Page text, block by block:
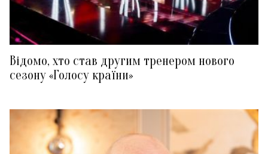
Відомо, хто став другим тренером нового
сезону «Голосу країни»